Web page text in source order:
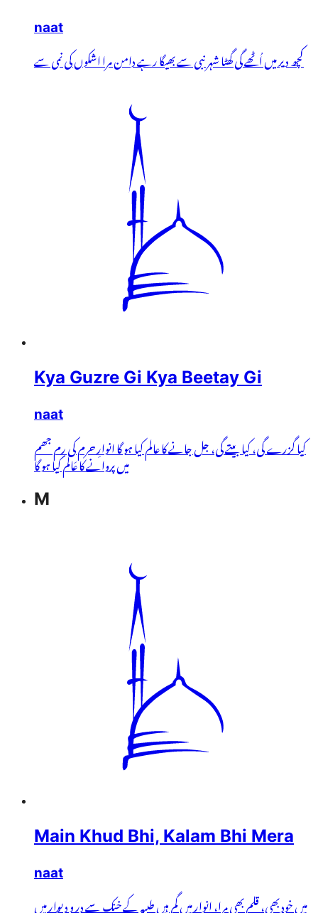
naat
کچھ دیر میں اُٹھے گی گھٹا شہر نبی سے بھیگا رہے دامن مرا اشکوں کی نمی سے
Kya Guzre Gi Kya Beetay Gi
naat
کیا گزرے گی، کیا بیتے گی، جل جانے کا عالم کیا ہو گا انوارِ حرم کی رِم جھم
میں پروانے کا عَالم کیا ہو گا
M
Main Khud Bhi, Kalam Bhi Mera
naat
میں خود بھی، قلم بھی مرا، انوار میں گم ہیں طیبہ کے خنک سے در و دیوار میں